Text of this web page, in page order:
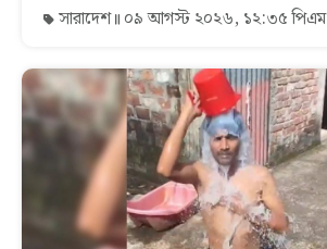
সারাদেশ ০৯ আগস্ট ২০২৬, ১২:৩৫ পিএম